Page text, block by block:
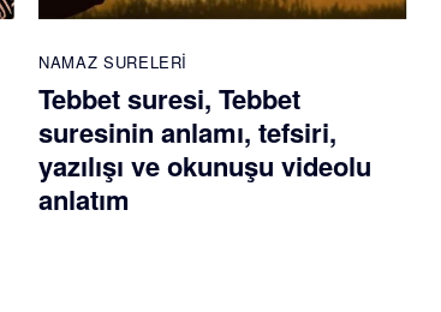
NAMAZ SURELERI
Tebbet suresi, Tebbet
suresinin anlamı, tefsiri,
yazılışı ve okunuşu videolu
anlatım